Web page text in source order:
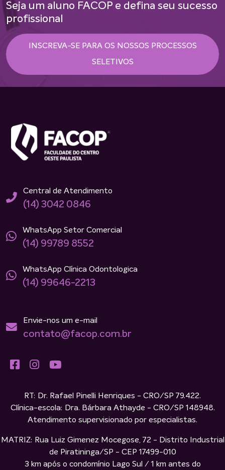
Seja um aluno FACOP e defina seu sucesso
profissional
INSCREVA-SE PARA OS NOSSOS PROCESSOS
SELETIVOS
Central de Atendimento
(14) 3042 0846
WhatsApp Setor Comercial
(14) 99789 8552
WhatsApp Clínica Odontologica
(14) 99646-2213
Envie-nos um e-mail
contato@facop.com.br
RT: Dr. Rafael Pinelli Henriques - CRO/SP 79.422.
Clínica-escola: Dra. Bárbara Athayde - CRO/SP 148948.
Atendimento supervisionado por especialistas.
MATRIZ: Rua Luiz Gimenez Mocegose, 72 - Distrito Industrial
de Piratininga/SP - CEP 17499-010
3 km após o condomínio Lago Sul / 1 km antes do